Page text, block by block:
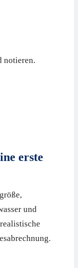
notieren.
erste
und